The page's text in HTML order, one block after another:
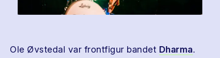
Ole Øvstedal var frontfigur bandet Dharma.